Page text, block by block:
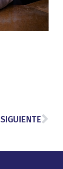
SIGUIENTE